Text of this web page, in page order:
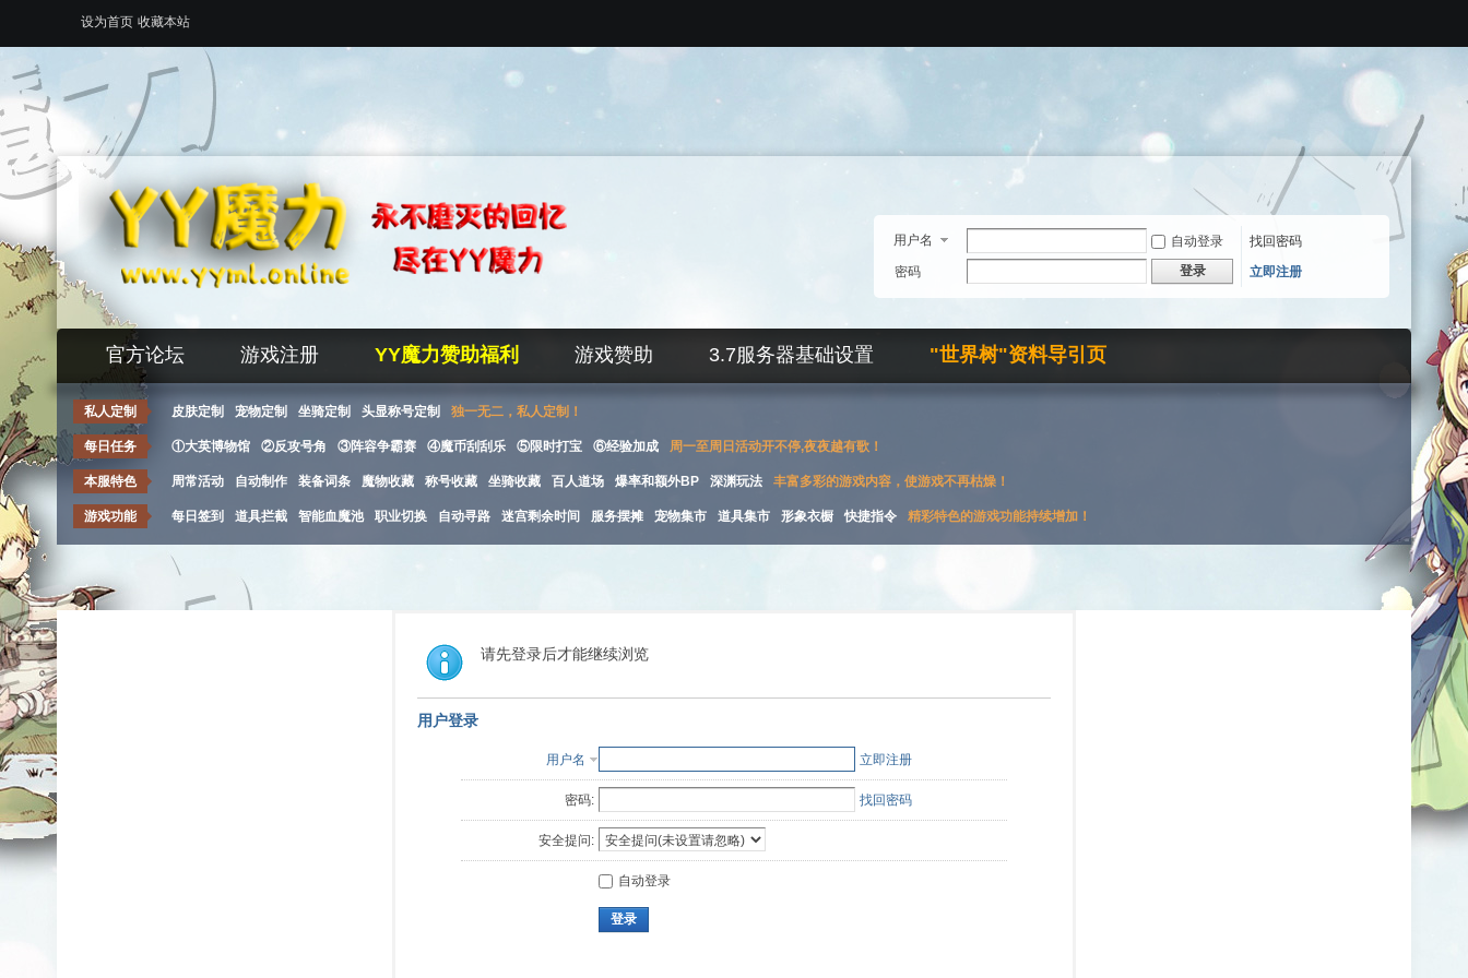
设为首页 收藏本站
用户名 自动登录
找回密码
密码
登录 立即注册
官方论坛 游戏注册 YY魔力赞助福利 游戏赞助 3.7服务器基础设置 "世界树"资料导引页
私人定制 皮肤定制 宠物定制 坐骑定制 头显称号定制 独一无二，私人定制！
每日任务 ①大英博物馆 ②反攻号角 ③阵容争霸赛 ④魔币刮刮乐 ⑤限时打宝 ⑥经验加成 周一至周日活动开不停,夜夜越有歌！
本服特色 周常活动 自动制作 装备词条 魔物收藏 称号收藏 坐骑收藏 百人道场 爆率和额外BP 深渊玩法 丰富多彩的游戏内容，使游戏不再枯燥！
游戏功能 每日签到 道具拦截 智能血魔池 职业切换 自动寻路 迷宫剩余时间 服务摆摊 宠物集市 道具集市 形象衣橱 快捷指令 精彩特色的游戏功能持续增加！
请先登录后才能继续浏览
用户登录
用户名 立即注册
密码: 找回密码
安全提问:
自动登录
登录